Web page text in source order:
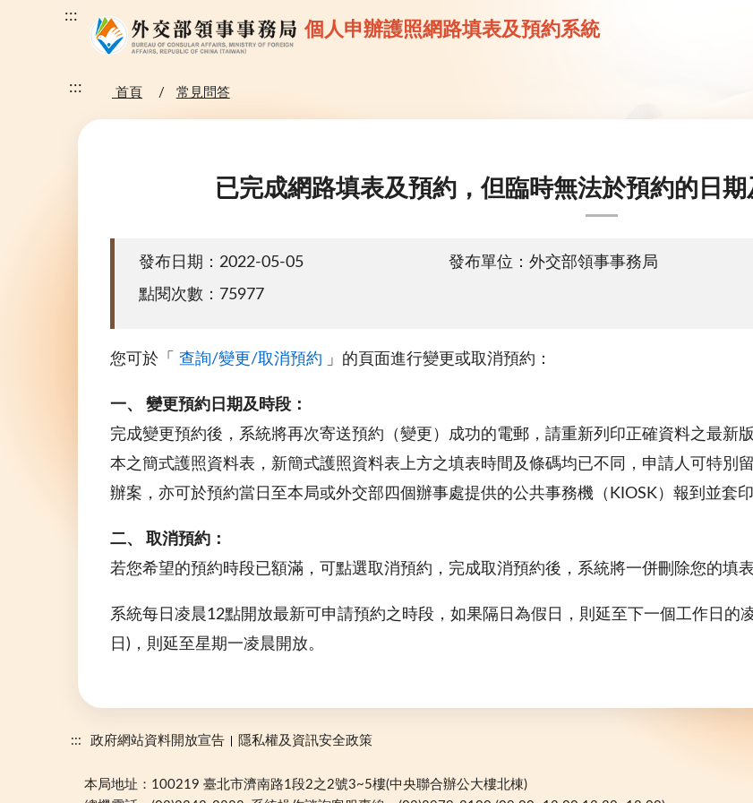
:::
個人申辦護照網路填表及預約系統
::: 首頁 常見問答
已完成網路填表及預約，但臨時無法於預約的日
發布日期：2022-05-05 發布單位：外交部領事事務局
點閱次數：75977
您可於「 查詢/變更/取消預約 」的頁面進行變更或取消預約：
一、 變更預約日期及時段：
完成變更預約後，系統將再次寄送預約（變更）成功的電郵，請重新列印正確資料之最新
本之簡式護照資料表，新簡式護照資料表上方之填表時間及條碼均已不同，申請人可特別
辦案，亦可於預約當日至本局或外交部四個辦事處提供的公共事務機（KIOSK）報到並套印
二、 取消預約：
若您希望的預約時段已額滿，可點選取消預約，完成取消預約後，系統將一併刪除您的填表
系統每日凌晨12點開放最新可申請預約之時段，如果隔日為假日，則延至下一個工作日的
日)，則延至星期一凌晨開放。
::: 政府網站資料開放宣告 隱私權及資訊安全政策
本局地址：100219 臺北市濟南路1段2之2號3~5樓(中央聯合辦公大樓北棟)